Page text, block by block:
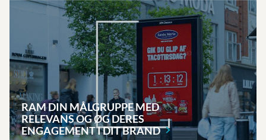
RAM DIN MÅLGRUPPE MED
RELEVANS OG ØG DERES
ENGAGEMENT I DITBRAND